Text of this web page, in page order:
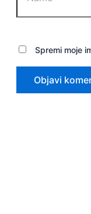
Spremi moje